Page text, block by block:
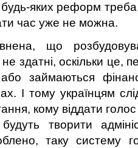
яких реформ
час уже не можна.
що
здатні, оскільки це,
займаються
І тому українцям
кому віддати
творити
таку систему